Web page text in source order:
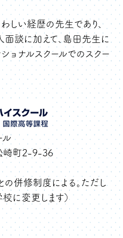
しい経歴の先生であり、
談に加えて、島田先生に
ョナルスクールでのスクー
ル
崎町2-9-36
併修制度による。ただし
に変更します）